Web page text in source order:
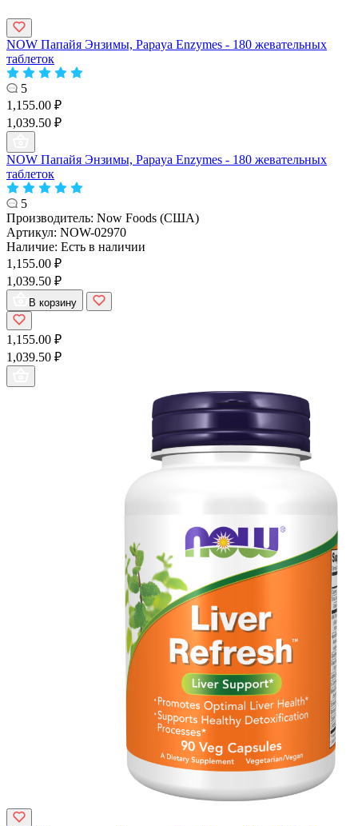
NOW Папайя Энзимы, Papaya Enzymes - 180 жевательных
таблеток
5
1,155.00 ₽
1,039.50 ₽
NOW Папайя Энзимы, Papaya Enzymes - 180 жевательных
таблеток
5
Производитель: Now Foods (США)
Артикул: NOW-02970
Наличие: Есть в наличии
1,155.00 ₽
1,039.50 ₽
В корзину
1,155.00 ₽
1,039.50 ₽